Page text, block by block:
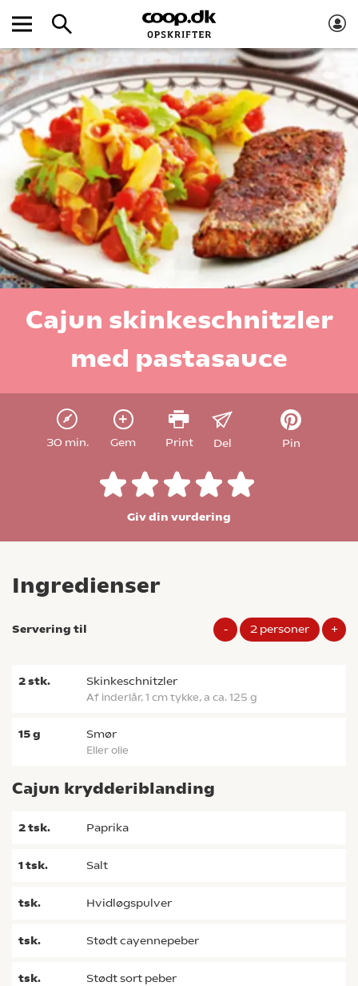
Cajun skinkeschnitzler
med pastasauce
30 min. Gem Print Del Pin
Giv din vurdering
Ingredienser
Servering til - 2 personer +
2stk. skinkeschnitzler
af inderlår, 1 cm tykke, a ca. 125 g
15g smør
eller olie
Cajun krydderiblanding
2tsk. paprika
1tsk. salt
tsk. hvidløgspulver
tsk. stødt cayennepeber
tsk. stødt sort peber